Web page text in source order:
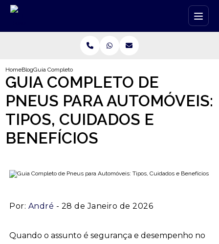
HomeBlogGuia Completo de Pneus para Automóveis: Tipos, Cuidados e
GUIA COMPLETO DE
PNEUS PARA AUTOMÓVEIS:
TIPOS, CUIDADOS E
BENEFÍCIOS
Por: André - 28 de Janeiro de 2026
Quando o assunto é segurança e desempenho no